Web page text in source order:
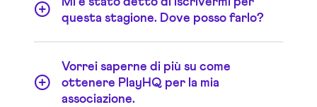
specializzati perAmministratori di competizioni
questa stagione. Dove posso farlo?
merchandising in un unico passaggio –proprio qui
Vorrei saperne di più su come
ottenere PlayHQ per la mia
associazione.